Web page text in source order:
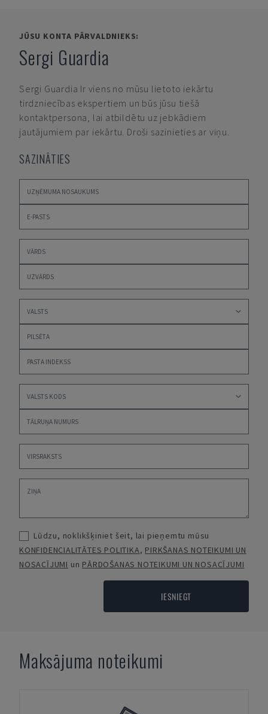
JŪSU KONTA PĀRVALDNIEKS:
Sergi Guardia
Sergi Guardia Ir viens no mūsu lietoto iekārtu
tirdzniecības ekspertiem un būs jūsu tiešā
kontaktpersona, lai atbildētu uz jebkādiem
jautājumiem par iekārtu. Droši sazinieties ar viņu.
SAZINĀTIES
Lūdzu, noklikšķiniet šeit, lai pieņemtu mūsu
KONFIDENCIALITĀTES POLITIKA, PIRKŠANAS NOTEIKUMI UN
NOSACĪJUMI un PĀRDOŠANAS NOTEIKUMI UN NOSACĪJUMI
IESNIEGT
Maksājuma noteikumi